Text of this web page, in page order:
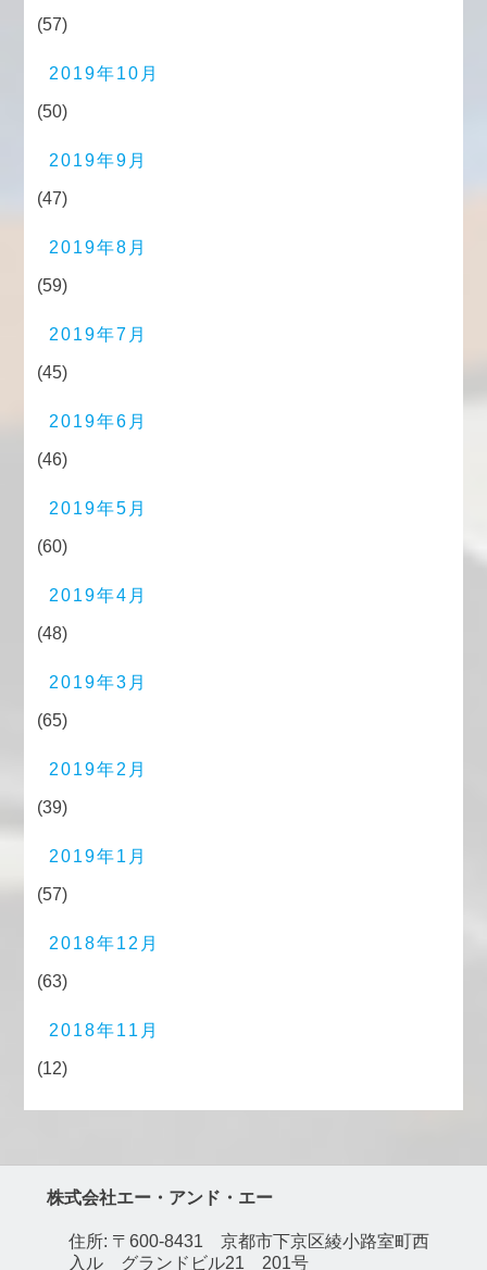
(57)
2019年10月
(50)
2019年9月
(47)
2019年8月
(59)
2019年7月
(45)
2019年6月
(46)
2019年5月
(60)
2019年4月
(48)
2019年3月
(65)
2019年2月
(39)
2019年1月
(57)
2018年12月
(63)
2018年11月
(12)
株式会社エー・アンド・エー
住所: 〒600-8431 京都市下京区綾小路室町西
入ル グランドビル21 201号